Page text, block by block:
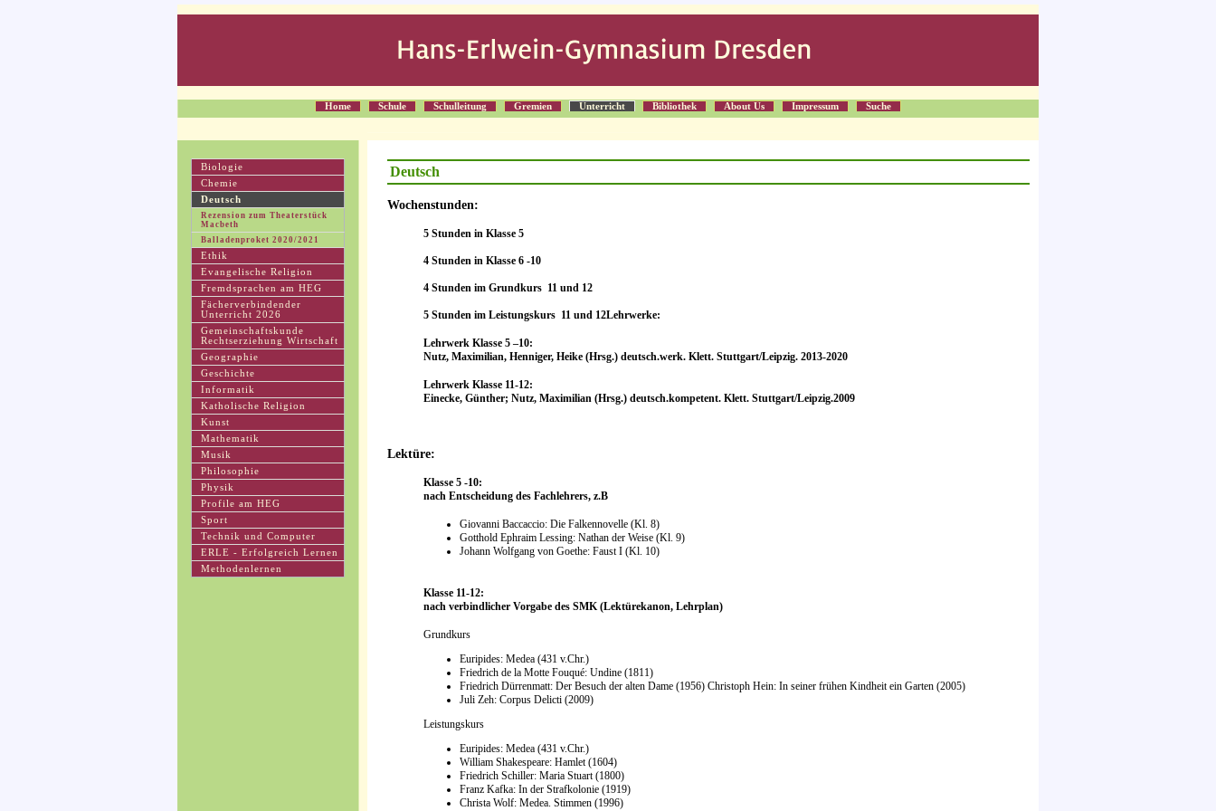
Home Schule Schulleitung Gremien Unterricht Bibliothek About Us Impressum Suche
Deutsch
Wochenstunden:
5 Stunden in Klasse 5
4 Stunden in Klasse 6 -10
4 Stunden im Grundkurs 11 und 12
5 Stunden im Leistungskurs 11 und 12Lehrwerke:
Lehrwerk Klasse 5 –10:
Nutz, Maximilian, Henniger, Heike (Hrsg.) deutsch.werk. Klett. Stuttgart/Leipzig. 2013-2020
Lehrwerk Klasse 11-12:
Einecke, Günther; Nutz, Maximilian (Hrsg.) deutsch.kompetent. Klett. Stuttgart/Leipzig.2009
Lektüre:
Klasse 5 -10:
nach Entscheidung des Fachlehrers, z.B
Giovanni Baccaccio: Die Falkennovelle (Kl. 8)
Gotthold Ephraim Lessing: Nathan der Weise (Kl. 9)
Johann Wolfgang von Goethe: Faust I (Kl. 10)
Klasse 11-12:
nach verbindlicher Vorgabe des SMK (Lektürekanon, Lehrplan)
Grundkurs
Euripides: Medea (431 v.Chr.)
Friedrich de la Motte Fouqué: Undine (1811)
Friedrich Dürrenmatt: Der Besuch der alten Dame (1956) Christoph Hein: In seiner frühen Kindheit ein Garten (2005)
Juli Zeh: Corpus Delicti (2009)
Leistungskurs
Euripides: Medea (431 v.Chr.)
William Shakespeare: Hamlet (1604)
Friedrich Schiller: Maria Stuart (1800)
Franz Kafka: In der Strafkolonie (1919)
Christa Wolf: Medea. Stimmen (1996)
Biologie
Chemie
Deutsch
Rezension zum Theaterstück
Macbeth
Balladenproket 2020/2021
Ethik
Evangelische Religion
Fremdsprachen am HEG
Fächerverbindender
Unterricht 2026
Gemeinschaftskunde
Rechtserziehung Wirtschaft
Geographie
Geschichte
Informatik
Katholische Religion
Kunst
Mathematik
Musik
Philosophie
Physik
Profile am HEG
Sport
Technik und Computer
ERLE - Erfolgreich Lernen
Methodenlernen